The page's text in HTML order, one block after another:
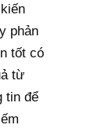
phản
tốt có
từ
tin để